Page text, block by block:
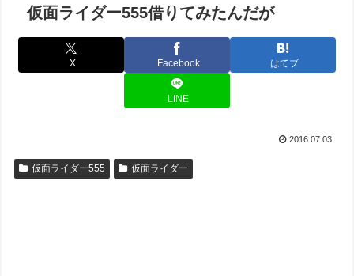
仮面ライダー555借りてみたんだが
X Facebook はてブ
LINE
2016.07.03
仮面ライダー555 仮面ライダー